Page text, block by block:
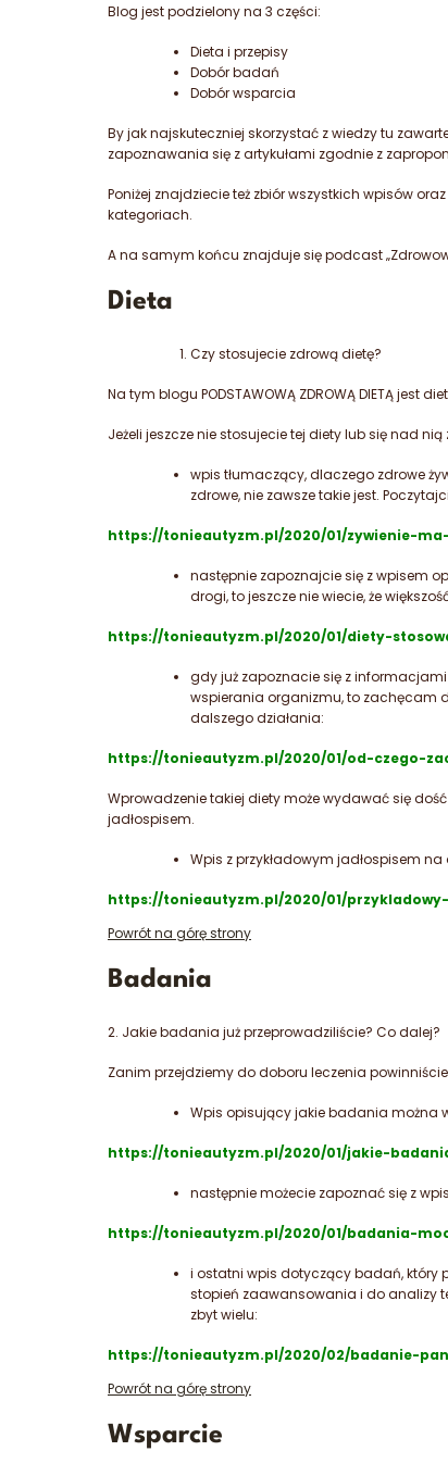
Blog jest podzielony na 3 części:
Dieta i przepisy
Dobór badań
Dobór wsparcia
By jak najskuteczniej skorzystać z wiedzy tu
zapoznawania się z artykułami zgodnie z
Poniżej znajdziecie też zbiór wszystkich wpisów
kategoriach.
A na samym końcu znajduje się podcast
Dieta
Czy stosujecie zdrową dietę?
Na tym blogu PODSTAWOWĄ ZDROWĄ DIETĄ jest
Jeżeli jeszcze nie stosujecie tej diety lub się nad
wpis tłumaczący, dlaczego zdrowe
zdrowe, nie zawsze takie jest.
https://tonieautyzm.pl/2020/01/zywienie-
następnie zapoznajcie się z wpisem
drogi, to jeszcze nie wiecie, że
https://tonieautyzm.pl/2020/01/diety-
gdy już zapoznacie się z
wspierania organizmu, to zachęcam
dalszego działania:
https://tonieautyzm.pl/2020/01/od-czego-
Wprowadzenie takiej diety może wydawać się
jadłospisem.
Wpis z przykładowym jadłospisem na
https://tonieautyzm.pl/2020/01/
Powrót na górę strony
Badania
2. Jakie badania już przeprowadziliście? Co dalej?
Zanim przejdziemy do doboru leczenia
Wpis opisujący jakie badania można
https://tonieautyzm.pl/2020/01/jakie-
następnie możecie zapoznać się z
https://tonieautyzm.pl/2020/01/badania-
i ostatni wpis dotyczący badań, który
stopień zaawansowania i do analizy
zbyt wielu:
https://tonieautyzm.pl/2020/02/badanie-
Powrót na górę strony
Wsparcie